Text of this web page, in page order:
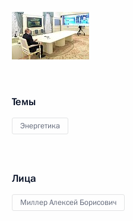
Темы
Энергетика
Лица
Миллер Алексей Борисович